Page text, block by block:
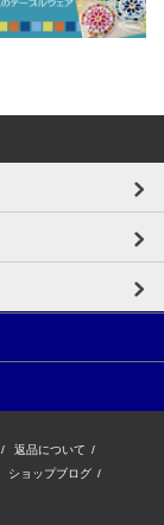
/ 返品について /
ショップブログ /